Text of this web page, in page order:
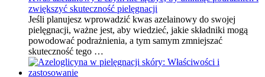
zwiększyć skuteczność pielęgnacji
Jeśli planujesz wprowadzić kwas azelainowy do swojej
pielęgnacji, ważne jest, aby wiedzieć, jakie składniki mogą
powodować podrażnienia, a tym samym zmniejszać
skuteczność tego …